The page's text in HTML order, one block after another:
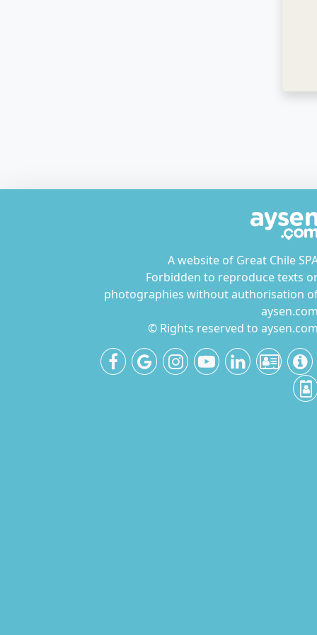
A website of Great Chile
Forbidden to reproduce texts
photographies without authorisation
© Rights reserved to